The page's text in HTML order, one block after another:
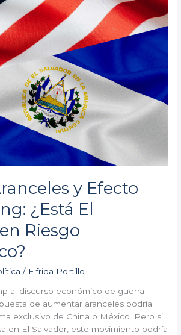
y Efecto
¿Está El
Riesgo
/ Elfrida Portillo
al discurso económico de guerra
de aumentar aranceles podría
exclusivo de China o México. Pero si
en El Salvador, este movimiento podría